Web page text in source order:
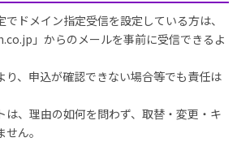
ドメイン指定受信を設定している方は、
」からのメールを事前に受信できるよ
り、申込が確認できない場合等でも責任は
、理由の如何を問わず、取替・変更・キ
ん。